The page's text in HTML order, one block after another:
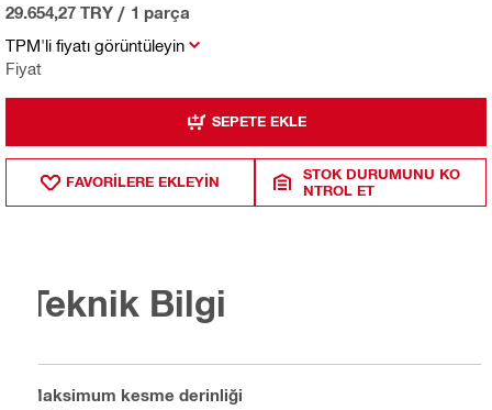
TPM'li fiyatı görüntüleyin
Fiyat
29.654,27 TRY / 1 parça
SEPETE EKLE
FAVORILERE EKLEYIN
STOK DURUMUNU KO
NTROL ET
Teknik Bilgi
Maksimum kesme derinliği